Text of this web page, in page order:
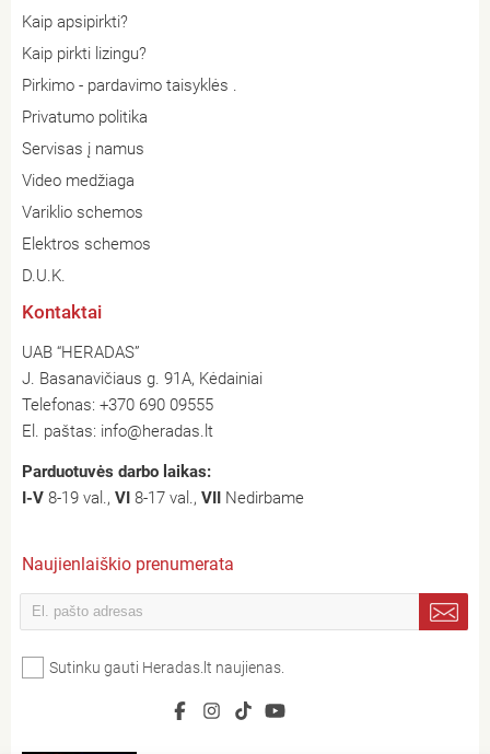
Kaip apsipirkti?
Kaip pirkti lizingu?
Pirkimo - pardavimo taisyklės .
Privatumo politika
Servisas į namus
Video medžiaga
Variklio schemos
Elektros schemos
D.U.K.
Kontaktai
UAB “HERADAS”
J. Basanavičiaus g. 91A, Kėdainiai
Telefonas: +370 690 09555
El. paštas: info@heradas.lt
Parduotuvės darbo laikas:
I-V 8-19 val., VI 8-17 val., VII Nedirbame
Naujienlaiškio prenumerata
Sutinku gauti Heradas.lt naujienas.